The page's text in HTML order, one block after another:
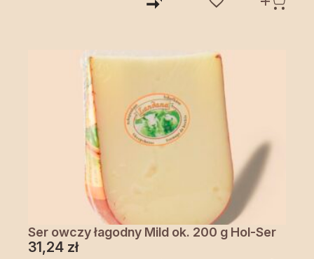
Ser owczy łagodny Mild ok. 200 g Hol-Ser
31,24 zł